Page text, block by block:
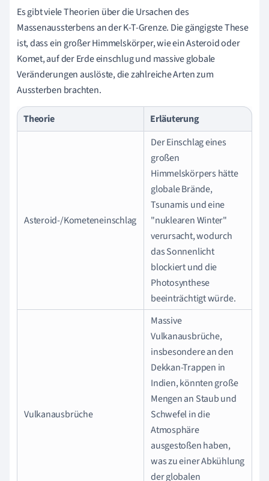
Es gibt viele Theorien über die Ursachen des
Massenaussterbens an der K-T-Grenze. Die gängigste These
ist, dass ein großer Himmelskörper, wie ein Asteroid oder
Komet, auf der Erde einschlug und massive globale
Veränderungen auslöste, die zahlreiche Arten zum
Aussterben brachten.
Theorie Erläuterung
Asteroid-/Kometeneinschlag
Der Einschlag eines
großen
Himmelskörpers hätte
globale Brände,
Tsunamis und eine
"nuklearen Winter"
verursacht, wodurch
das Sonnenlicht
blockiert und die
Photosynthese
beeinträchtigt würde.
Vulkanausbrüche
Massive
Vulkanausbrüche,
insbesondere an den
Dekkan-Trappen in
Indien, könnten große
Mengen an Staub und
Schwefel in die
Atmosphäre
ausgestoßen haben,
was zu einer Abkühlung
der globalen